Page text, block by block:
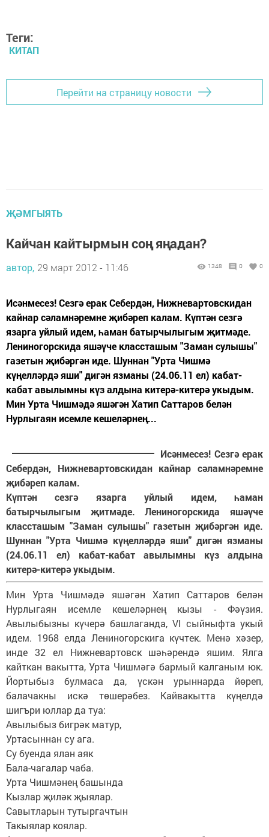
Теги:
КИТАП
Перейти на страницу новости
ҖӘМГЫЯТЬ
Кайчан кайтырмын соң яңадан?
автор, 29 март 2012 - 11:46 1348 0 0
Исәнмесез! Сезгә ерак Себердән, Нижневартовскидан
кайнар сәламнәремне җибәреп калам. Күптән сезгә
язарга уйлый идем, һаман батырчылыгым җитмәде.
Лениногорскида яшәүче классташым "Заман сулышы"
газетын җибәргән иде. Шуннан "Урта Чишмә
күңелләрдә яши" дигән язманы (24.06.11 ел) кабат-
кабат авылымны күз алдына китерә-китерә укыдым.
Мин Урта Чишмәдә яшәгән Хатип Саттаров белән
Нурлыгаян исемле кешеләрнең...
Исәнмесез! Сезгә ерак
Себердән, Нижневартовскидан кайнар сәламнәремне
җибәреп калам.
Күптән сезгә язарга уйлый идем, һаман
батырчылыгым җитмәде. Лениногорскида яшәүче
классташым "Заман сулышы" газетын җибәргән иде.
Шуннан "Урта Чишмә күңелләрдә яши" дигән язманы
(24.06.11 ел) кабат-кабат авылымны күз алдына
китерә-китерә укыдым.
Мин Урта Чишмәдә яшәгән Хатип Саттаров белән
Нурлыгаян исемле кешеләрнең кызы - Фәүзия.
Авылыбызны күчерә башлаганда, VI сыйныфта укый
идем. 1968 елда Лениногорскига күчтек. Менә хәзер,
инде 32 ел Нижневартовск шәһәрендә яшим. Ялга
кайткан вакытта, Урта Чишмәгә бармый калганым юк.
Йортыбыз булмаса да, үскән урыннарда йөреп,
балачакны искә төшерәбез. Кайвакытта күңелдә
шигъри юллар да туа:
Авылыбыз бигрәк матур,
Уртасыннан су ага.
Су буенда ялан аяк
Бала-чагалар чаба.
Урта Чишмәнең башында
Кызлар җиләк җыялар.
Савытларын тутыргачтын
Такыялар коялар.